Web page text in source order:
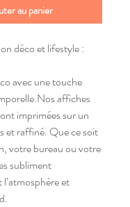
au panier
déco et lifestyle :
avec une touche
affiches
imprimées sur un
et raffiné. Que ce soit
votre bureau ou votre
subliment
et